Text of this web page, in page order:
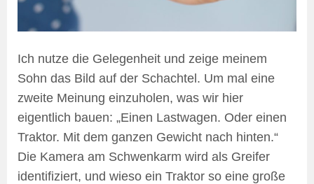
Ich nutze die Gelegenheit und zeige meinem
Sohn das Bild auf der Schachtel. Um mal eine
zweite Meinung einzuholen, was wir hier
eigentlich bauen: „Einen Lastwagen. Oder einen
Traktor. Mit dem ganzen Gewicht nach hinten.“
Die Kamera am Schwenkarm wird als Greifer
identifiziert, und wieso ein Traktor so eine große